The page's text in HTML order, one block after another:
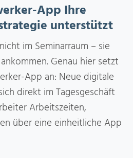
App Ihre
unterstützt
im Seminarraum – sie
Genau hier setzt
App an: Neue digitale
direkt im Tagesgeschäft
Arbeitszeiten,
über eine einheitliche App